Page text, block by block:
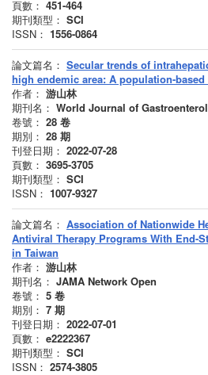
頁數： 451-464
期刊類型： SCI
ISSN： 1556-0864
論文篇名： Secular trends of
high endemic area: A population-
作者： 游山林
期刊名： World Journal of
卷號： 28 卷
期別： 28 期
刊登日期： 2022-07-28
頁數： 3695-3705
期刊類型： SCI
ISSN： 1007-9327
論文篇名： Association of Nationwide
Antiviral Therapy Programs With End-
in Taiwan
作者： 游山林
期刊名： JAMA Network Open
卷號： 5 卷
期別： 7 期
刊登日期： 2022-07-01
頁數： e2222367
期刊類型： SCI
ISSN： 2574-3805